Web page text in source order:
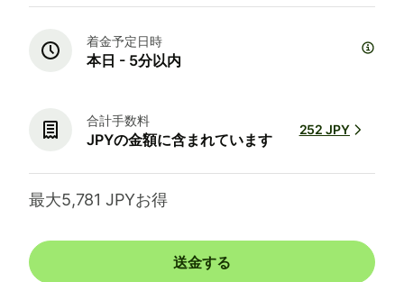
着金予定日時
本日 - 5分以内
合計手数料
JPYの金額に含まれています
252 JPY
最大5,781 JPYお得
送金する